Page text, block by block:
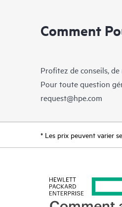
Comment
Profitez de conseils,
Pour toute question
request@hpe.com
* Les prix peuvent varier